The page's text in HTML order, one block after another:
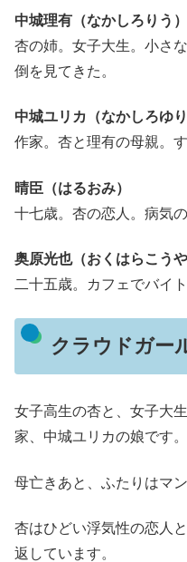
中城理有（なかしろりう）
杏の姉。女子大生。小さ
倒を見てきた。
中城ユリカ（なかしろゆり
作家。杏と理有の母親。
晴臣（はるおみ）
十七歳。杏の恋人。病気
奥原光也（おくはらこうや
二十五歳。カフェでバイト
クラウドガー
女子高生の杏と、女子大
家、中城ユリカの娘です。
母亡きあと、ふたりはマ
杏はひどい浮気性の恋人
返しています。